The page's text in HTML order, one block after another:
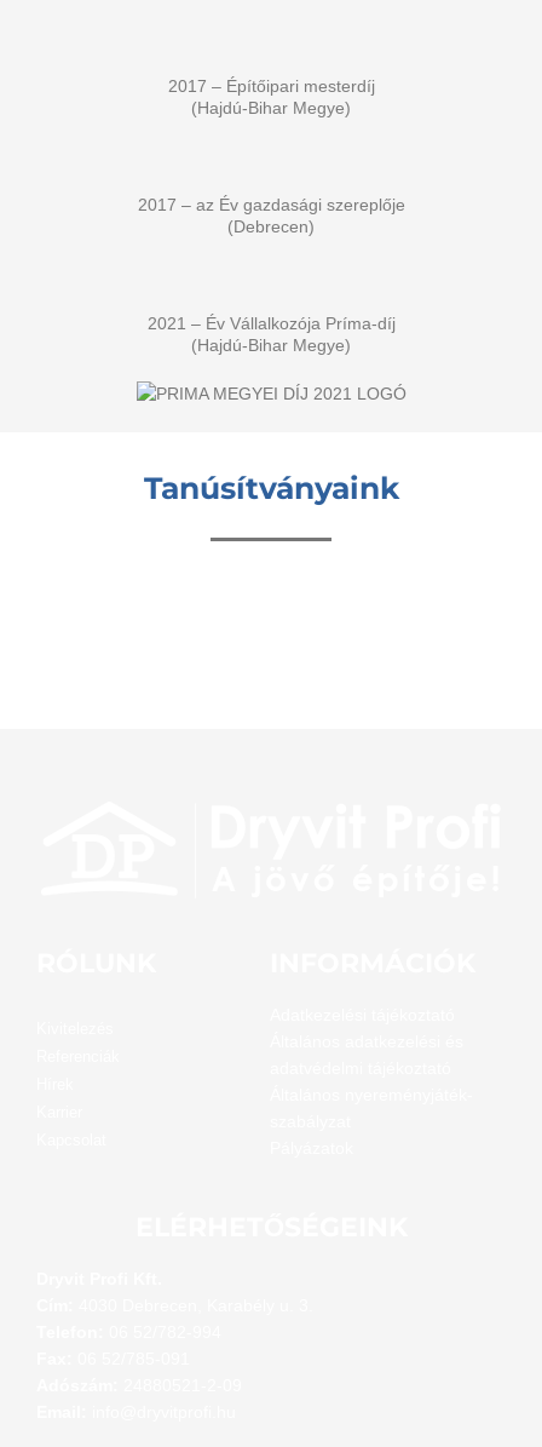
2017 – Építőipari mesterdíj
(Hajdú-Bihar Megye)
2017 – az Év gazdasági szereplője
(Debrecen)
2021 – Év Vállalkozója Príma-díj
(Hajdú-Bihar Megye)
Tanúsítványaink